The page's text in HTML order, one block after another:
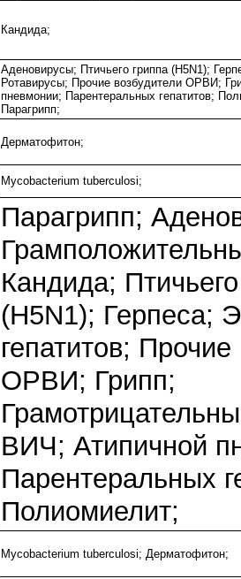
Кандида;
Аденовирусы; Птичьего гриппа (H5N1);
Ротавирусы; Прочие возбудители ОРВИ;
пневмонии; Парентеральных гепатитов;
Парагрипп;
Дерматофитон;
Mycobacterium tuberculosi;
Парагрипп;
Кандида;
(H5N1); Герпеса;
гепатитов;
ОРВИ; Грипп;
ВИЧ; Атипичной
Парентеральных
Полиомиелит;
Mycobacterium tuberculosi; Дерматофитон;